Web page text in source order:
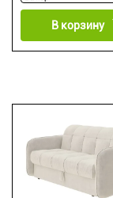
В корзину